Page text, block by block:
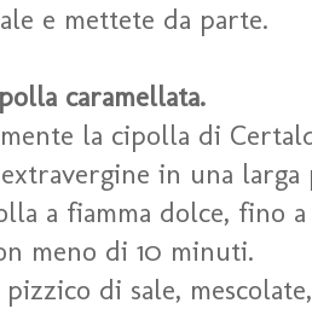
e mettete da parte.
caramellata.
la cipolla di
in una larga
a fiamma dolce, fino
meno di 10 minuti.
di sale,